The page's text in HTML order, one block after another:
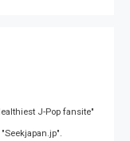
J-Pop fansite"